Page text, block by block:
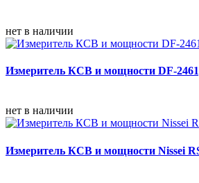
нет в наличии
Измеритель КСВ и мощности DF-
нет в наличии
Измеритель КСВ и мощности Nissei